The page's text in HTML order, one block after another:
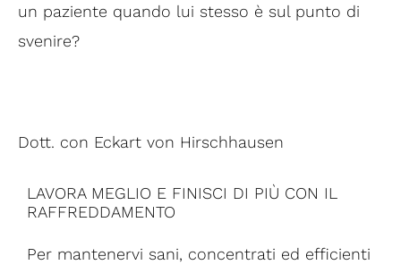
un paziente quando lui stesso è sul punto di
svenire?
Dott. con Eckart von Hirschhausen
LAVORA MEGLIO E FINISCI DI PIÙ CON IL
RAFFREDDAMENTO
Per mantenervi sani, concentrati ed efficienti